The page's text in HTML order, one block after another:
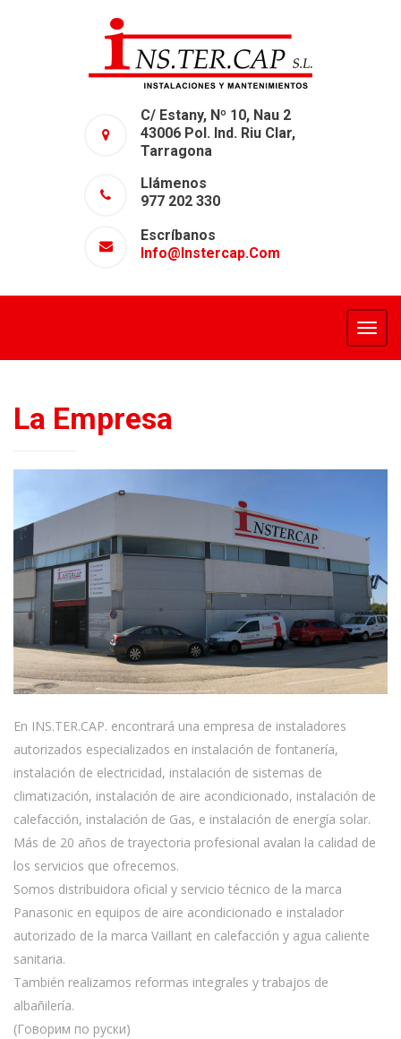
C/ Estany, Nº 10, Nau 2
43006 Pol. Ind. Riu Clar,
Tarragona
Llámenos
977 202 330
Escríbanos
Info@instercap.com
La Empresa
En INS.TER.CAP. encontrará una empresa de instaladores
autorizados especializados en instalación de fontanería,
instalación de electricidad, instalación de sistemas de
climatización, instalación de aire acondicionado, instalación de
calefacción, instalación de Gas, e instalación de energía solar.
Más de 20 años de trayectoria profesional avalan la calidad de
los servicios que ofrecemos.
Somos distribuidora oficial y servicio técnico de la marca
Panasonic en equipos de aire acondicionado e instalador
autorizado de la marca Vaillant en calefacción y agua caliente
sanitaria.
También realizamos reformas integrales y trabajos de
albañilería.
(Говорим по руски)